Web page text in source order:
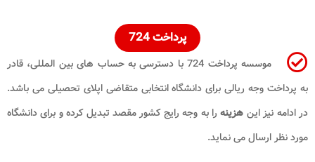
پرداخت 724
موسسه پرداخت 724 با دسترسی به حساب های بین المللی، قادر
به پرداخت وجه ریالی برای دانشگاه انتخابی متقاضی اپلای تحصیلی می باشد.
در ادامه نیز این هزینهرا به وجه رایج کشور مقصد تبدیل کرده و برای دانشگاه
مورد نظر ارسال می نماید.